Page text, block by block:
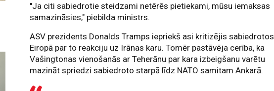
"Ja citi sabiedrotie steidzami netērēs pietiekami, mūsu iemaksas
samazināsies," piebilda ministrs.
ASV prezidents Donalds Tramps iepriekš asi kritizējis sabiedrotos
Eiropā par to reakciju uz Irānas karu. Tomēr pastāvēja cerība, ka
Vašingtonas vienošanās ar Teherānu par kara izbeigšanu varētu
mazināt spriedzi sabiedroto starpā līdz NATO samitam Ankarā.